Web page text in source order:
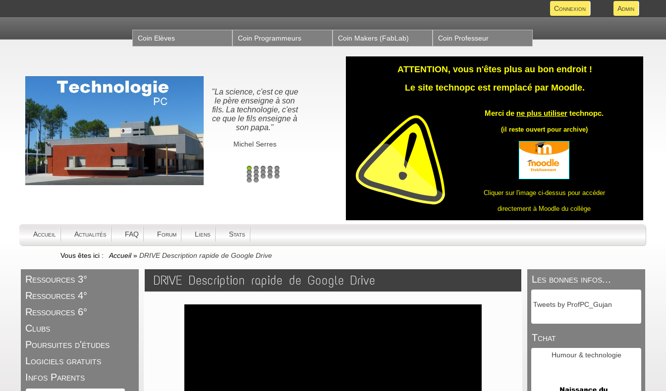
Coin Elèves Coin Programmeurs Coin Makers (FabLab) Coin Professeur
"La science, c'est ce que
le père enseigne à son
fils. La technologie, c'est
ce que le fils enseigne à
son papa."
Michel Serres
Antoine de St-Exupéry
1 2 3 4 5
6 7 8 9 10
11 12
ATTENTION, vous n'êtes plus au bon endroit !
Le site technopc est remplacé par Moodle.
Merci de ne plus utiliser technopc.
(il reste ouvert pour archive)
Cliquer sur l'image ci-dessus pour accéder
directement à Moodle du collège
Admin
Accueil
Connexion
Actualités FAQ Forum Liens Stats
Vous êtes ici : Accueil» DRIVE Description rapide de Google Drive
Ressources 3°
Ressources 4°
Ressources 6°
Clubs
Poursuites d'études
Logiciels gratuits
Infos Parents
DRIVE Description rapide de Google Drive Les bonnes infos...
Tweets by ProfPC_Gujan
Tchat
Humour & technologie